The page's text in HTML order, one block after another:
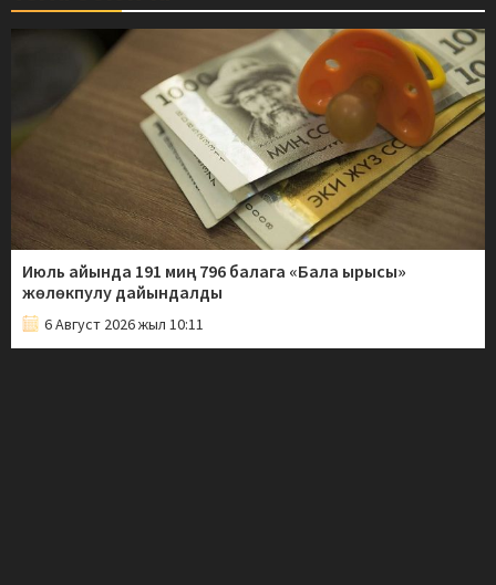
Июль айында 191 миң 796 балага «Бала ырысы»
жөлөкпулу дайындалды
6 Август 2026 жыл 10:11